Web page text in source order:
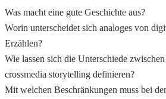
Was macht eine gute Geschichte aus?
Worin unterscheidet sich analoges von
Erzählen?
Wie lassen sich die Unterschiede
crossmedia storytelling definieren?
Mit welchen Beschränkungen muss bei